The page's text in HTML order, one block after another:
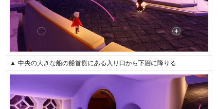
▲ 中央の大きな船の船首側にある入り口から下層に降りる